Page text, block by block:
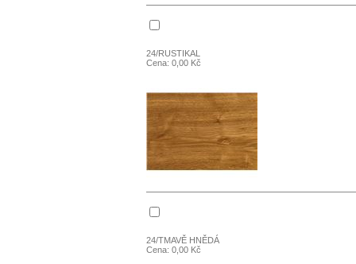
24/RUSTIKAL
Cena: 0,00 Kč
24/TMAVĚ HNĚDÁ
Cena: 0,00 Kč